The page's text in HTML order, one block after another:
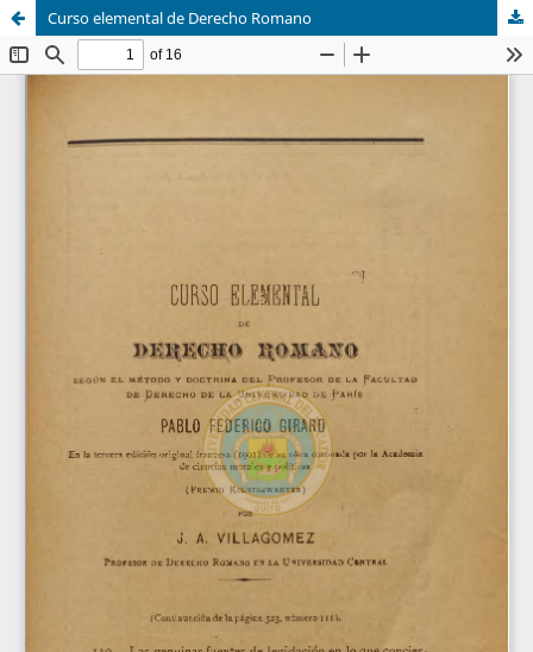
Curso elemental de Derecho Romano